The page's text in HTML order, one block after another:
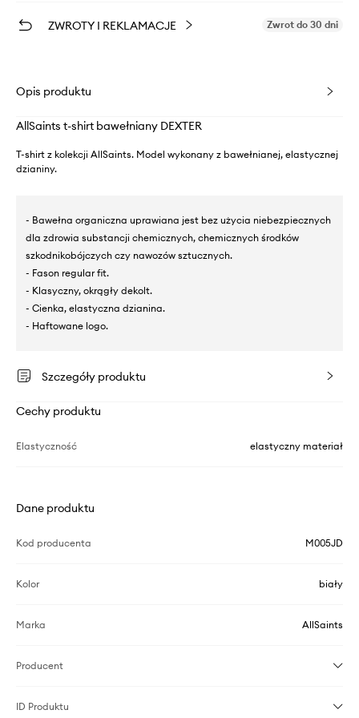
ZWROTY I REKLAMACJE Zwrot do 30 dni
Opis produktu
AllSaints t-shirt bawełniany DEXTER
T-shirt z kolekcji AllSaints. Model wykonany z bawełnianej, elastycznej
dzianiny.
- Bawełna organiczna uprawiana jest bez użycia niebezpiecznych
dla zdrowia substancji chemicznych, chemicznych środków
szkodnikobójczych czy nawozów sztucznych.
- Fason regular fit.
- Klasyczny, okrągły dekolt.
- Cienka, elastyczna dzianina.
- Haftowane logo.
Szczegóły produktu
Cechy produktu
Elastyczność elastyczny materiał
Dane produktu
Kod producenta M005JD
Kolor biały
Marka AllSaints
Producent
ID Produktu